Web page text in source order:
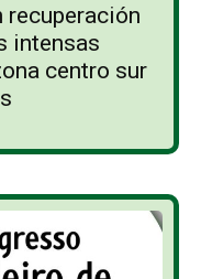
recuperación
intensas
centro sur